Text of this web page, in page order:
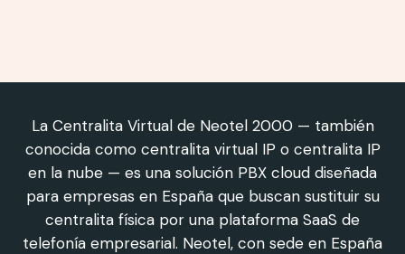
La Centralita Virtual de Neotel 2000 — también
conocida como centralita virtual IP o centralita IP
en la nube — es una solución PBX cloud diseñada
para empresas en España que buscan sustituir su
centralita física por una plataforma SaaS de
telefonía empresarial. Neotel, con sede en España